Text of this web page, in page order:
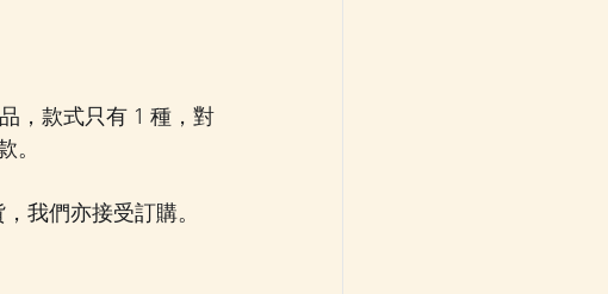
，款式只有 1 種，對
。
我們亦接受訂購。